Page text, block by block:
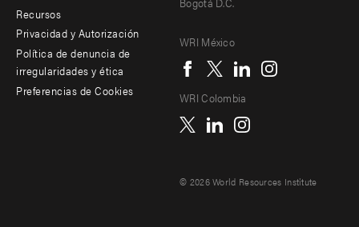
-
Additional
Recursos
Privacidad y Autorización
Política de denuncia de
irregularidades y ética
Preferencias de Cookies
Social
menu
WRI México
WRI Colombia
© 2026 World Resources Institute